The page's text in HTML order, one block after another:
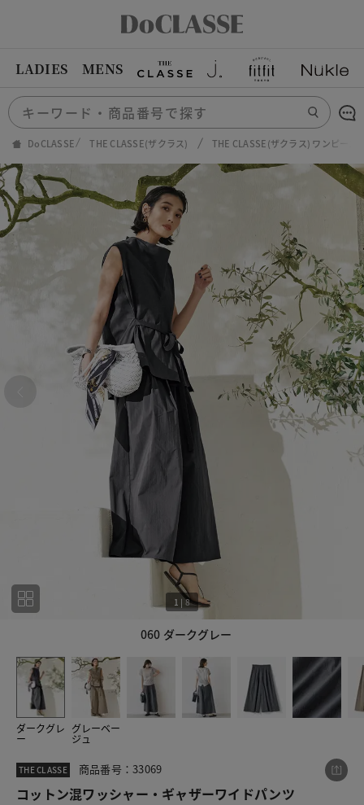
LADIES MENS
DoCLASSE THE CLASSE(ザクラス) THE CLASSE(ザクラス) ワンピース
060 ダークグレー
1 |8
ダークグレ
ー
グレーベー
ジュ
THE CLASSE 商品番号：33069
コットン混ワッシャー・ギャザーワイドパンツ
この商品をシェアする